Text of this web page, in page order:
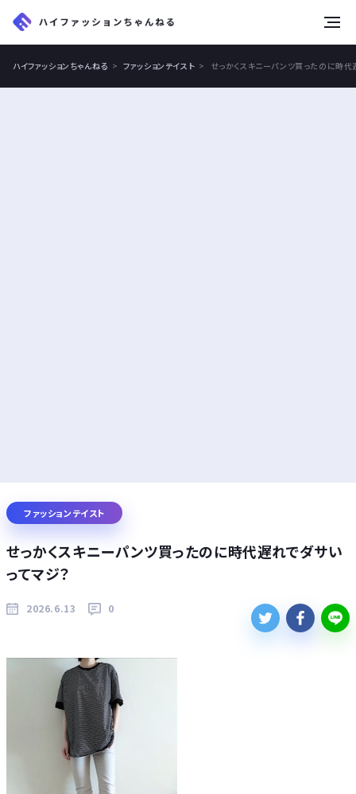
ハイファッションちゃんねる ファッションテイスト せっかくスキニーパンツ買ったのに時代
ファッションテイスト
せっかくスキニーパンツ買ったのに時代遅れでダサい
ってマジ？
2026.6.13 0